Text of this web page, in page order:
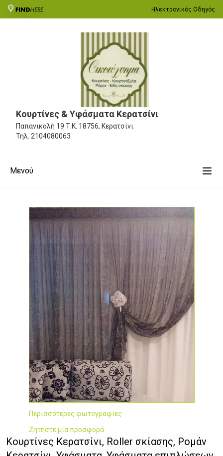
Ηλεκτρονικός Οδηγός
Κουρτίνες & Υφάσματα Κερατσίνι
Παπανικολή 19 Τ.Κ. 18756, Κερατσίνι
Τηλ. 2104080063
Μενού
Περισσότερες φωτογραφίες
Ζητήστε μία προσφορά
Κουρτίνες Κερατσίνι, Roller σκίασης, Ρομάν